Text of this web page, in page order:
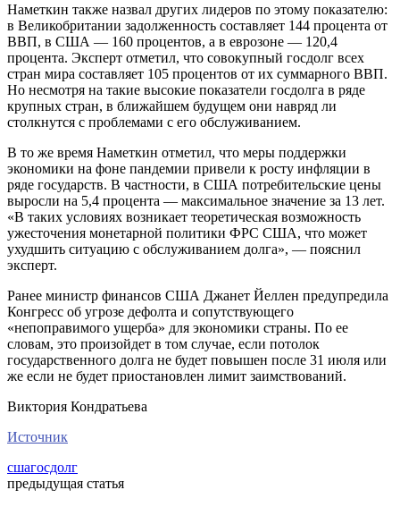
Наметкин также назвал других лидеров по этому показателю:
в Великобритании задолженность составляет 144 процента от
ВВП, в США — 160 процентов, а в еврозоне — 120,4
процента. Эксперт отметил, что совокупный госдолг всех
стран мира составляет 105 процентов от их суммарного ВВП.
Но несмотря на такие высокие показатели госдолга в ряде
крупных стран, в ближайшем будущем они навряд ли
столкнутся с проблемами с его обслуживанием.
В то же время Наметкин отметил, что меры поддержки
экономики на фоне пандемии привели к росту инфляции в
ряде государств. В частности, в США потребительские цены
выросли на 5,4 процента — максимальное значение за 13 лет.
«В таких условиях возникает теоретическая возможность
ужесточения монетарной политики ФРС США, что может
ухудшить ситуацию с обслуживанием долга», — пояснил
эксперт.
Ранее министр финансов США Джанет Йеллен предупредила
Конгресс об угрозе дефолта и сопутствующего
«непоправимого ущерба» для экономики страны. По ее
словам, это произойдет в том случае, если потолок
государственного долга не будет повышен после 31 июля или
же если не будет приостановлен лимит заимствований.
Виктория Кондратьева
Источник
сшагосдолг
предыдущая статья